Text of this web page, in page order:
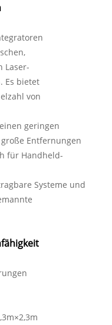
Laser-
Es bietet
von
geringen
Entfernungen
für Handheld-
Systeme und